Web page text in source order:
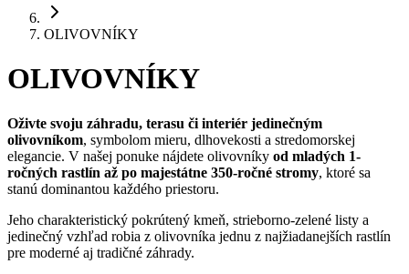
OLIVOVNÍKY
OLIVOVNÍKY
Oživte svoju záhradu, terasu či interiér jedinečným
olivovníkom, symbolom mieru, dlhovekosti a stredomorskej
elegancie. V našej ponuke nájdete olivovníky od mladých 1-
ročných rastlín až po majestátne 350-ročné stromy, ktoré sa
stanú dominantou každého priestoru.
Jeho charakteristický pokrútený kmeň, strieborno-zelené listy a
jedinečný vzhľad robia z olivovníka jednu z najžiadanejších rastlín
pre moderné aj tradičné záhrady.